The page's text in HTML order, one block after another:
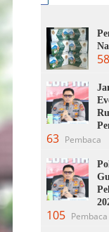
58
63 Pembaca
105 Pembaca